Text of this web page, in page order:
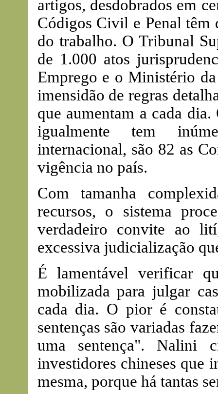
artigos, desdobrados em
Códigos Civil e Penal têm
do trabalho. O Tribunal
de 1.000 atos
Emprego e o Ministério
imensidão de regras
que aumentam a cada
igualmente tem
internacional, são 82 as
vigência no país.
Com tamanha
recursos, o sistema
verdadeiro convite ao
excessiva judicialização
É lamentável verificar
mobilizada para julgar
cada dia. O pior é
sentenças são variadas
uma sentença".
investidores chineses que
mesma, porque há tantas